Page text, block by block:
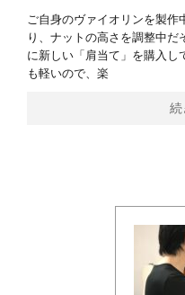
ご自身のヴァイオリンを製
り、ナットの高さを調整中
に新しい「肩当て」を購入し
も軽いので、楽
続